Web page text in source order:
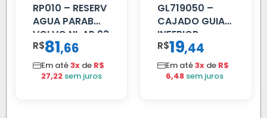
RP010 – RESERV
AGUA PARAB
VOLVO NL AP 93
R$81,66
Em até3x de R$
27,22 sem juros
GL719050 –
CAJADO GUIA
INFERIOR
SCANIA T/R
112/113 MENOR
R$19,44
Em até3x de R$
6,48 sem juros